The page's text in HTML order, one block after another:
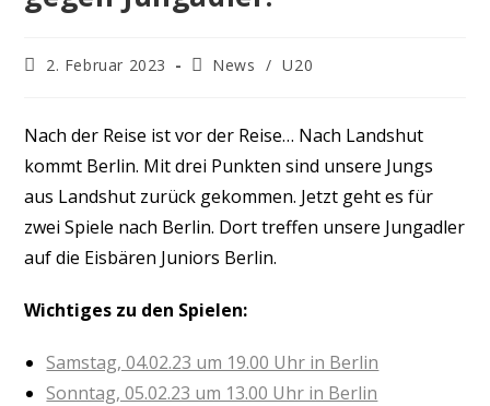
2. Februar 2023 News / U20
Nach der Reise ist vor der Reise… Nach Landshut
kommt Berlin. Mit drei Punkten sind unsere Jungs
aus Landshut zurück gekommen. Jetzt geht es für
zwei Spiele nach Berlin. Dort treffen unsere Jungadler
auf die Eisbären Juniors Berlin.
Wichtiges zu den Spielen:
Samstag, 04.02.23 um 19.00 Uhr in Berlin
Sonntag, 05.02.23 um 13.00 Uhr in Berlin